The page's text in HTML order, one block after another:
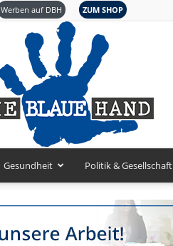
Werben auf DBH ZUM SHOP
Gesundheit Politik & Gesellschaft